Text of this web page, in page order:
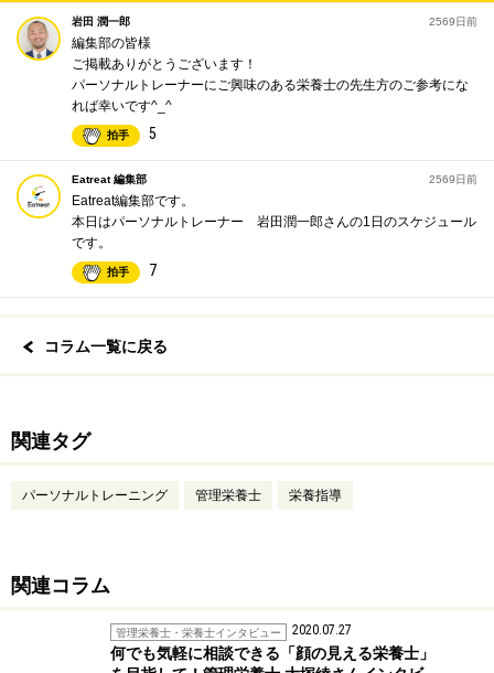
岩田 潤一郎 2569日前
編集部の皆様
ご掲載ありがとうございます！
パーソナルトレーナーにご興味のある栄養士の先生方のご参考にな
れば幸いです^_^
拍手 5
Eatreat 編集部 2569日前
Eatreat編集部です。
本日はパーソナルトレーナー 岩田潤一郎さんの1日のスケジュール
です。
拍手 7
コラム一覧に戻る
関連タグ
パーソナルトレーニング 管理栄養士 栄養指導
関連コラム
管理栄養士・栄養士インタビュー 2020.07.27
何でも気軽に相談できる「顔の見える栄養士」